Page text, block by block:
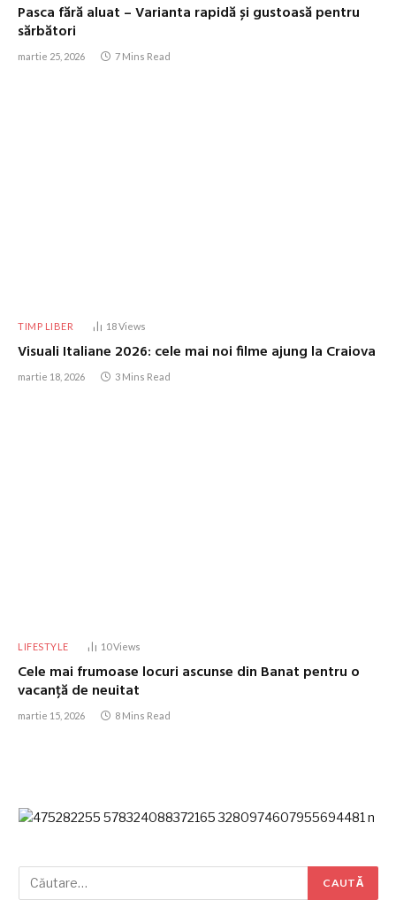
Pasca fără aluat – Varianta rapidă și gustoasă pentru
sărbători
martie 25, 2026 7 Mins Read
TIMP LIBER 18Views
Visuali Italiane 2026: cele mai noi filme ajung la Craiova
martie 18, 2026 3 Mins Read
LIFESTYLE 10Views
Cele mai frumoase locuri ascunse din Banat pentru o
vacanță de neuitat
martie 15, 2026 8 Mins Read